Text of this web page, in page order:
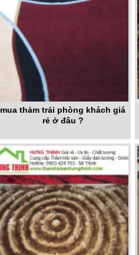
mua thảm trải phòng khách giá
rẻ ở đâu ?